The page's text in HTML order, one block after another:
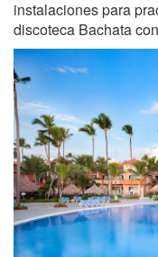
instalaciones para
discoteca Bachata